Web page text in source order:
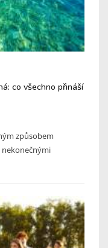
co všechno přináší
způsobem
nekonečnými